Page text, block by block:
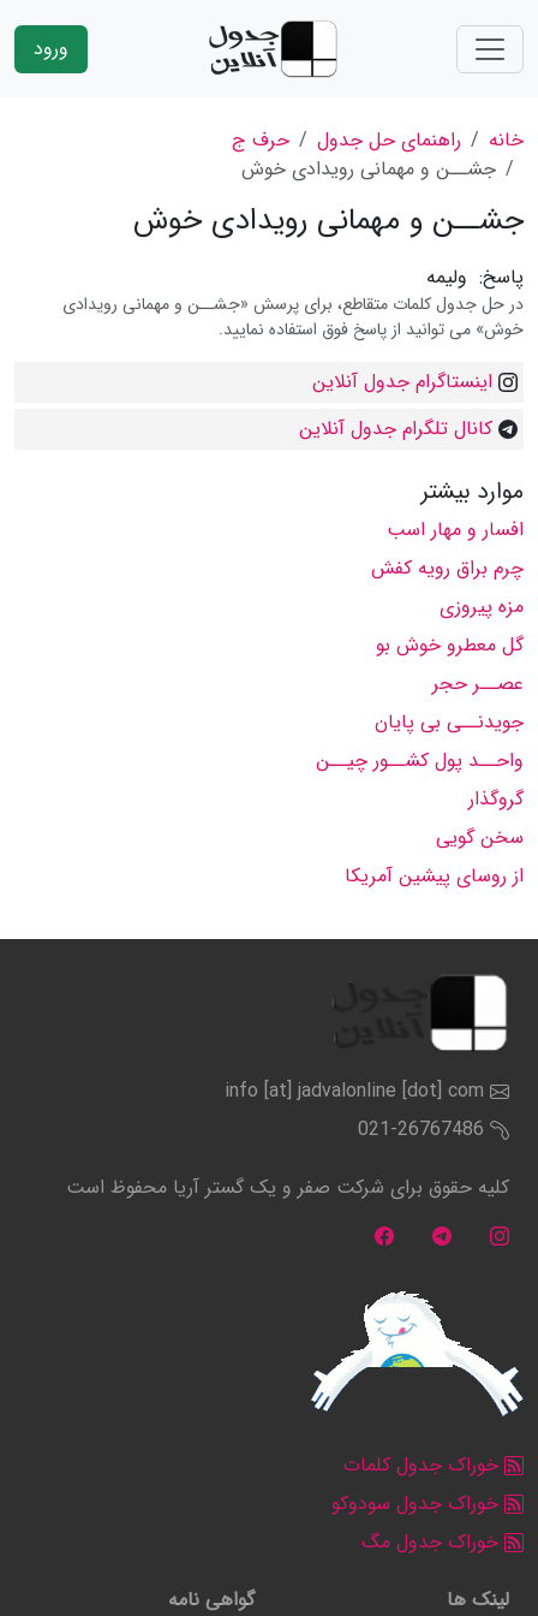
ورود
خانه راهنمای حل جدول
حرف ج
جشــن و مهمانی رویدادی خوش
جشــن و مهمانی رویدادی خوش
پاسخ: ولیمه
در حل جدول کلمات متقاطع، برای پرسش «جشــن و مهمانی رویدادی
خوش» می توانید از پاسخ فوق استفاده نمایید.
اینستاگرام جدول آنلاین
کانال تلگرام جدول آنلاین
موارد بیشتر
افسار و مهار اسب
چرم براق رویه کفش
مزه پیروزی
گل معطرو خوش بو
عصــر حجر
جویدنــی بی پایان
واحــد پول کشــور چیــن
گروگذار
سخن گویی
از روسای پیشین آمریکا
info [at] jadvalonline [dot] com
021-26767486
کلیه حقوق برای شرکت صفر و یک گستر آریا محفوظ است
خوراک جدول کلمات
خوراک جدول سودوکو
خوراک جدول مگ
لینک ها
گواهی نامه